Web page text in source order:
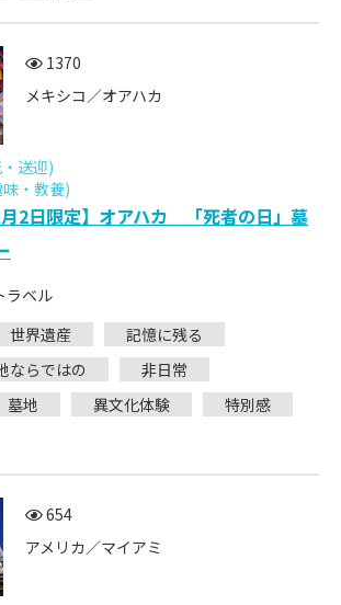
1370
メキシコ／オアハカ
送迎)
・教養)
月2日限定】オアハカ 「死者の日」墓
ラベル
世界遺産
記憶に残る
ならではの
非日常
墓地 異文化体験
特別感
654
アメリカ／マイアミ